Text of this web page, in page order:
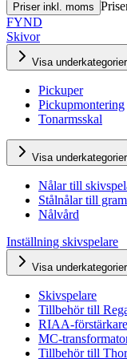
Priser inkl. moms
FYND
Skivor
Visa
Pickuper
Pickupmontering
Tonarmsskal
Visa
Nålar till
Stålnålar till
Nålvård
Inställning skivspelare
Visa
Skivspelare
Tillbehör till
RIAA-förstärkare
MC-
Tillbehör till